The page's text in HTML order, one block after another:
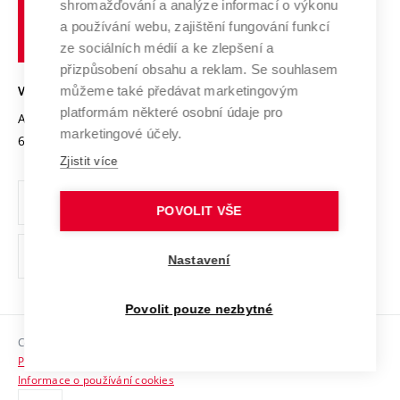
Transfer znalostí
Open Science
Projekty
Projekty ze strukturálních fondů
Specifický výzkum
Mezinárodní dohody
Univerzitní sítě
Udržitelná univerzita
Podnikavá univerzita / ContriBUTe
Bezpečná univerzita
Vyznamenání
Organizační struktura
Ochrana osobních údajů
odkaz)
Sociální bezpečí
HR Award
učení
technické
Brně
VYSOKÉ UČENÍ TECHNICKÉ V BRNĚ
Antonínská 548/1
602 00 Brno
www.vut.cz
vut@vutbr.cz
Copyright © 2026 VUT
Prohlášení o přístupnosti
Informace o používání cookies
shromažďování a analýze informací o výkonu
a používání webu, zajištění fungování funkcí
ze sociálních médií a ke zlepšení a
přizpůsobení obsahu a reklam. Se souhlasem
můžeme také předávat marketingovým
platformám některé osobní údaje pro
marketingové účely.
Zjistit více
POVOLIT VŠE
Nastavení
Povolit pouze nezbytné